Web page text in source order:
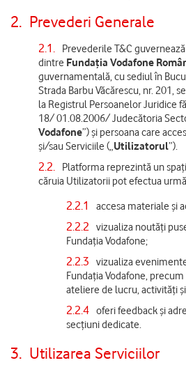
2. Prevederi Generale
2.1.
Prevederile T&C
dintre Fundația Vodafone
guvernamentală, cu sediul în
Strada Barbu Văcărescu, nr. 201,
la Registrul Persoanelor Juridice
18/ 01.08.2006/ Judecătoria
Vodafone”) și persoana care
și/sau Serviciile („Utilizatorul”).
2.2.
Platforma reprezintă un
căruia Utilizatorii pot efectua
2.2.1 accesa materiale și
2.2.2 vizualiza noutăți
Fundația Vodafone;
2.2.3 vizualiza
Fundația Vodafone,
ateliere de lucru, activități
2.2.4 oferi feedback și
secțiuni dedicate.
3. Utilizarea Serviciilor